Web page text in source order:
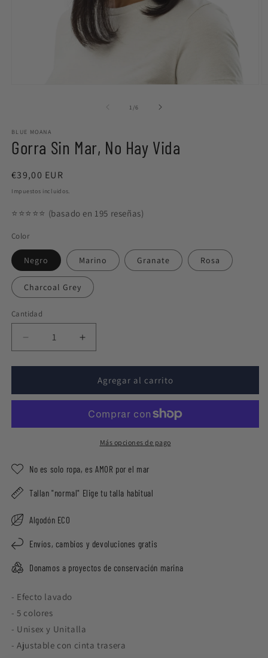
una
ventana
modal
1 /de
6
BLUE MOANA
Gorra Sin Mar, No Hay Vida
Precio
habitual
€39,00 EUR
Impuestos incluidos.
⭐️⭐️⭐️⭐️⭐️ (basado en 195 reseñas)
Color
Negro Marino Granate Rosa
Charcoal Grey
Cantidad
Reducir
cantidad
para
Sin
Hay
Aumentar
cantidad
para
Gorra
Sin
No
Hay
Vida
Agregar al carrito
Más opciones de pago
No es solo ropa, es AMOR por el mar
Tallan "normal" Elige tu talla habitual
Algodón ECO
Envíos, cambios y devoluciones gratis
Donamos a proyectos de conservación marina
- Efecto lavado
- 5 colores
- Unisex y Unitalla
- Ajustable con cinta trasera